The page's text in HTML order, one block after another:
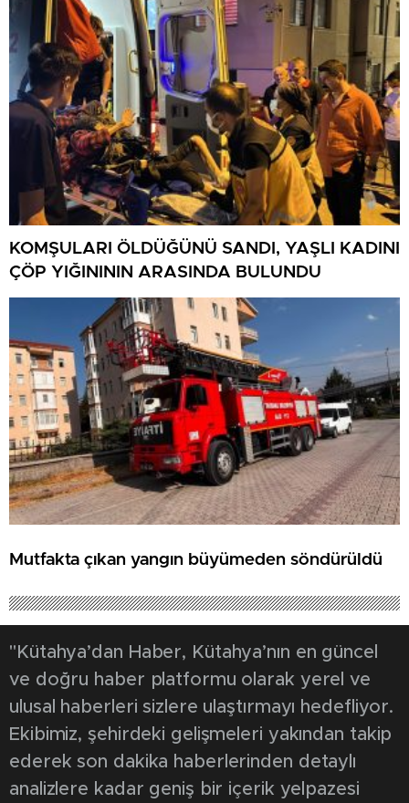
KOMŞULARI ÖLDÜĞÜNÜ SANDI, YAŞLI KADINI
ÇÖP YIĞINININ ARASINDA BULUNDU
Mutfakta çıkan yangın büyümeden söndürüldü
"Kütahya’dan Haber, Kütahya’nın en güncel
ve doğru haber platformu olarak yerel ve
ulusal haberleri sizlere ulaştırmayı hedefliyor.
Ekibimiz, şehirdeki gelişmeleri yakından takip
ederek son dakika haberlerinden detaylı
analizlere kadar geniş bir içerik yelpazesi